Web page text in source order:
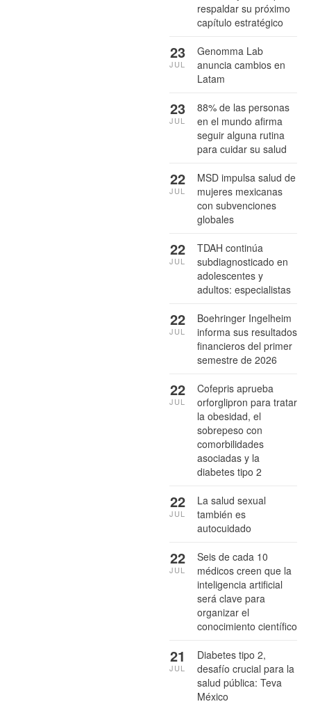
respaldar su próximo
capítulo estratégico
Genomma Lab
anuncia cambios en
Latam
23
JUL
88% de las personas
en el mundo afirma
seguir alguna rutina
para cuidar su salud
23
JUL
MSD impulsa salud de
mujeres mexicanas
con subvenciones
globales
22
JUL
TDAH continúa
subdiagnosticado en
adolescentes y
adultos: especialistas
22
JUL
Boehringer Ingelheim
informa sus resultados
financieros del primer
semestre de 2026
22
JUL
Cofepris aprueba
orforglipron para tratar
la obesidad, el
sobrepeso con
comorbilidades
asociadas y la
diabetes tipo 2
22
JUL
La salud sexual
también es
autocuidado
22
JUL
Seis de cada 10
médicos creen que la
inteligencia artificial
será clave para
organizar el
conocimiento científico
22
JUL
Diabetes tipo 2,
desafío crucial para la
salud pública: Teva
México
21
JUL